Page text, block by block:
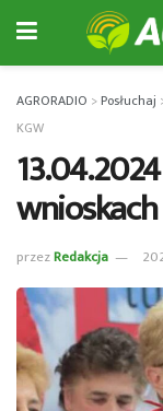
AGRORADIO >Posłuchaj
KGW
przezRedakcja